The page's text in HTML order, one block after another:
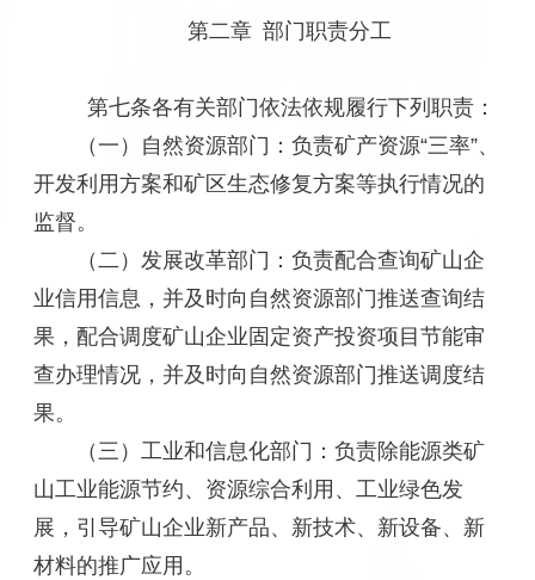
第二章 部门职责分工
第七条各有关部门依法依规履行下列职责：
（一）自然资源部门：负责矿产资源“三率”、
开发利用方案和矿区生态修复方案等执行情况的
监督。
（二）发展改革部门：负责配合查询矿山企
业信用信息，并及时向自然资源部门推送查询结
果，配合调度矿山企业固定资产投资项目节能审
查办理情况，并及时向自然资源部门推送调度结
果。
（三）工业和信息化部门：负责除能源类矿
山工业能源节约、资源综合利用、工业绿色发
展，引导矿山企业新产品、新技术、新设备、新
材料的推广应用。